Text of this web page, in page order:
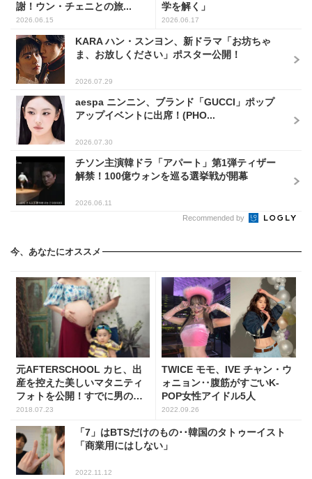
謝！ウン・チェニとの旅...
2026.06.15
学を解く」
2026.06.17
KARA ハン・スンヨン、新ドラマ「お坊ちゃ
ま、お放しください」ポスター公開！
2026.07.29
aespa ニンニン、ブランド「GUCCI」ポップ
アップイベントに出席！(PHO...
2026.07.30
チソン主演韓ドラ「アパート」第1弾ティザー
解禁！100億ウォンを巡る選挙戦が開幕
2026.06.11
Recommended by
今、あなたにオススメ
元AFTERSCHOOL カヒ、出
産を控えた美しいマタニティ
フォトを公開！すでに男の子
を出産
2018.07.23
TWICE モモ、IVE チャン・ウ
ォニョン‥腹筋がすごいK-
POP女性アイドル5人
2022.09.26
「7」はBTSだけのもの･･韓国のタトゥーイスト
「商業用にはしない」
2022.11.12